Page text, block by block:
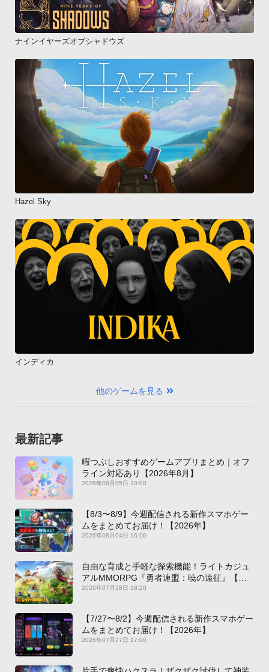
ナインイヤーズオブシャドウズ
Hazel Sky
インディカ
他のゲームを見る
最新記事
暇つぶしおすすめゲームアプリまとめ｜オフ
ライン対応あり【2026年8月】
2026年08月05日 10:00
【8/3〜8/9】今週配信される新作スマホゲー
ムをまとめてお届け！【2026年】
2026年08月04日 16:00
自由な育成と手軽な探索機能！ライトカジュ
アルMMORPG『勇者連盟：暁の遠征』【最
新作PICKUP】
2026年07月28日 18:20
【7/27〜8/2】今週配信される新作スマホゲー
ムをまとめてお届け！【2026年】
2026年07月27日 17:00